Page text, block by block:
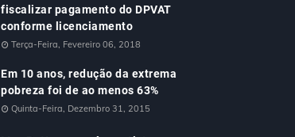
fiscalizar pagamento do DPVAT
conforme licenciamento
Terça-Feira, Fevereiro 06, 2018
Em 10 anos, redução da extrema
pobreza foi de ao menos 63%
Quinta-Feira, Dezembro 31, 2015